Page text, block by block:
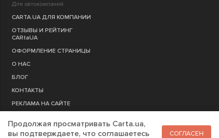
Для автокомпаний
CARTA.UA ДЛЯ КОМПАНИИ
ОТЗЫВЫ И РЕЙТИНГ
CARtaUA
ОФОРМЛЕНИЕ СТРАНИЦЫ
О НАС
БЛОГ
КОНТАКТЫ
РЕКЛАМА НА САЙТЕ
РЕГИСТРАЦИЯ КОМПАНИЮ
Продолжая просматривать Carta.ua,
вы подтверждаете, что соглашаетесь
СОГЛАСЕН